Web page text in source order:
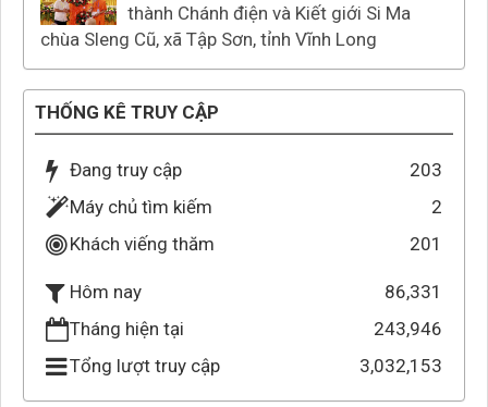
thành Chánh điện và Kiết giới Si Ma
chùa Sleng Cũ, xã Tập Sơn, tỉnh Vĩnh Long
THỐNG KÊ TRUY CẬP
Đang truy cập
203
Máy chủ tìm kiếm
2
Khách viếng thăm
201
Hôm nay
86,331
Tháng hiện tại
243,946
Tổng lượt truy cập
3,032,153